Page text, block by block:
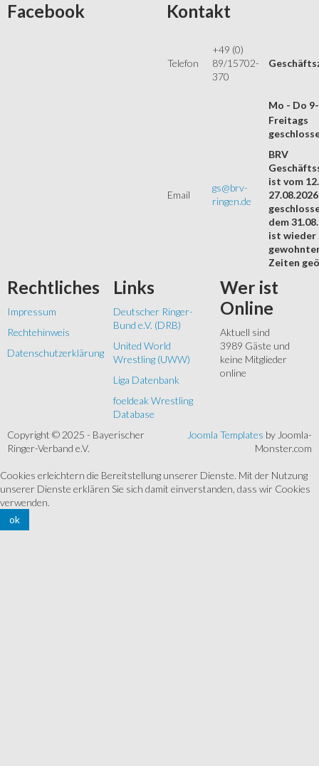
Facebook Kontakt
Telefon
+49 (0)
89/15702-
370
Mo - Do
Email
gs@brv-
ringen.de
Freitags
BRV
ist vom
27.08.2026
dem
ist wieder
Zeiten
Rechtliches
Impressum
Rechtehinweis
Datenschutzerklärung
Links
Deutscher Ringer-
Bund e.V. (DRB)
United World
Wrestling (UWW)
Liga Datenbank
foeldeak Wrestling
Database
Wer ist
Online
Aktuell sind
3989 Gäste und
keine Mitglieder
online
Copyright © 2025 - Bayerischer
Ringer-Verband e.V.
Joomla Templates by Joomla-
Monster.com
Cookies erleichtern die Bereitstellung unserer Dienste. Mit der Nutzung
unserer Dienste erklären Sie sich damit einverstanden, dass wir Cookies
verwenden.
ok